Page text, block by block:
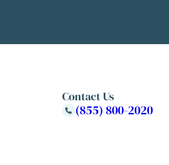
Contact Us
(855) 800-2020